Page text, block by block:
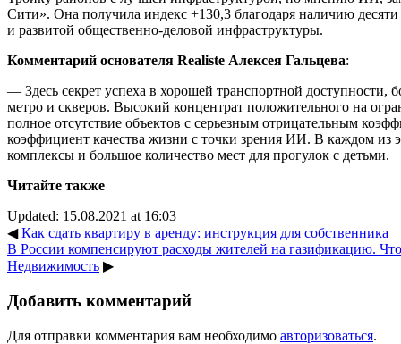
Сити». Она получила индекс +130,3 благодаря наличию
и развитой общественно-деловой инфраструктуры.
Комментарий основателя Realiste Алексея Гальцева:
— Здесь секрет успеха в хорошей транспортной доступности,
метро и скверов. Высокий концентрат положительного на
полное отсутствие объектов с серьезным отрицательным
коэффициент качества жизни с точки зрения ИИ. В каждом из
комплексы и большое количество мест для прогулок с детьми.
Читайте также
Updated: 15.08.2021 at 16:03
◀Как сдать квартиру в аренду: инструкция для собственника
В России компенсируют расходы жителей на газификацию.
Недвижимость ▶
Добавить комментарий
Для отправки комментария вам необходимо авторизоваться.